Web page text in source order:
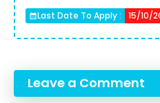
Last Date To Apply : 15/10/
Leave a Comment